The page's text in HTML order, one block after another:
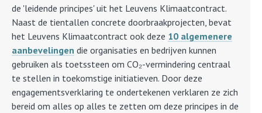
de 'leidende principes' uit het Leuvens Klimaatcontract.
Naast de tientallen concrete doorbraakprojecten, bevat
het Leuvens Klimaatcontract ook deze 10 algemenere
aanbevelingen die organisaties en bedrijven kunnen
gebruiken als toetssteen om CO₂-vermindering centraal
te stellen in toekomstige initiatieven. Door deze
engagementsverklaring te ondertekenen verklaren ze zich
bereid om alles op alles te zetten om deze principes in de